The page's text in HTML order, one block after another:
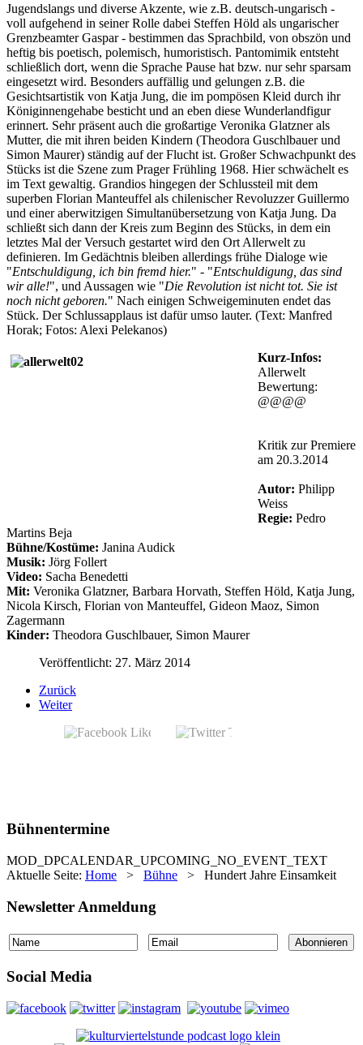
Jugendslangs und diverse Akzente, wie z.B. deutsch-ungarisch -
voll aufgehend in seiner Rolle dabei Steffen Höld als ungarischer
Grenzbeamter Gaspar - bestimmen das Sprachbild, von obszön und
heftig bis poetisch, polemisch, humoristisch. Pantomimik entsteht
schließlich dort, wenn die Sprache Pause hat bzw. nur sehr sparsam
eingesetzt wird. Besonders auffällig und gelungen z.B. die
Gesichtsartistik von Katja Jung, die im pompösen Kleid durch ihr
Königinnengehabe besticht und an eben diese Wunderlandfigur
erinnert. Sehr präsent auch die großartige Veronika Glatzner als
Mutter, die mit ihren beiden Kindern (Theodora Guschlbauer und
Simon Maurer) ständig auf der Flucht ist. Großer Schwachpunkt des
Stücks ist die Szene zum Prager Frühling 1968. Hier schwächelt es
im Text gewaltig. Grandios hingegen der Schlussteil mit dem
superben Florian Manteuffel als chilenischer Revoluzzer Guillermo
und einer aberwitzigen Simultanübersetzung von Katja Jung. Da
schließt sich dann der Kreis zum Beginn des Stücks, in dem ein
letztes Mal der Versuch gestartet wird den Ort Allerwelt zu
definieren. Im Gedächtnis bleiben allerdings frühe Dialoge wie
"Entschuldigung, ich bin fremd hier." - "Entschuldigung, das sind
wir alle!", und Aussagen wie "Die Revolution ist nicht tot. Sie ist
noch nicht geboren." Nach einigen Schweigeminuten endet das
Stück. Der Schlussapplaus ist dafür umso lauter. (Text: Manfred
Horak; Fotos: Alexi Pelekanos)
Kurz-Infos:
Allerwelt
Bewertung:
@@@@
Kritik zur Premiere
am 20.3.2014
Autor: Philipp
Weiss
Regie: Pedro
Martins Beja
Bühne/Kostüme: Janina Audick
Musik: Jörg Follert
Video: Sacha Benedetti
Mit: Veronika Glatzner, Barbara Horvath, Steffen Höld, Katja Jung,
Nicola Kirsch, Florian von Manteuffel, Gideon Maoz, Simon
Zagermann
Kinder: Theodora Guschlbauer, Simon Maurer
Veröffentlicht: 27. März 2014
Zurück
Weiter
Bühnentermine
MOD_DPCALENDAR_UPCOMING_NO_EVENT_TEXT
Aktuelle Seite: Home > Bühne > Hundert Jahre Einsamkeit
Newsletter Anmeldung
Social Media